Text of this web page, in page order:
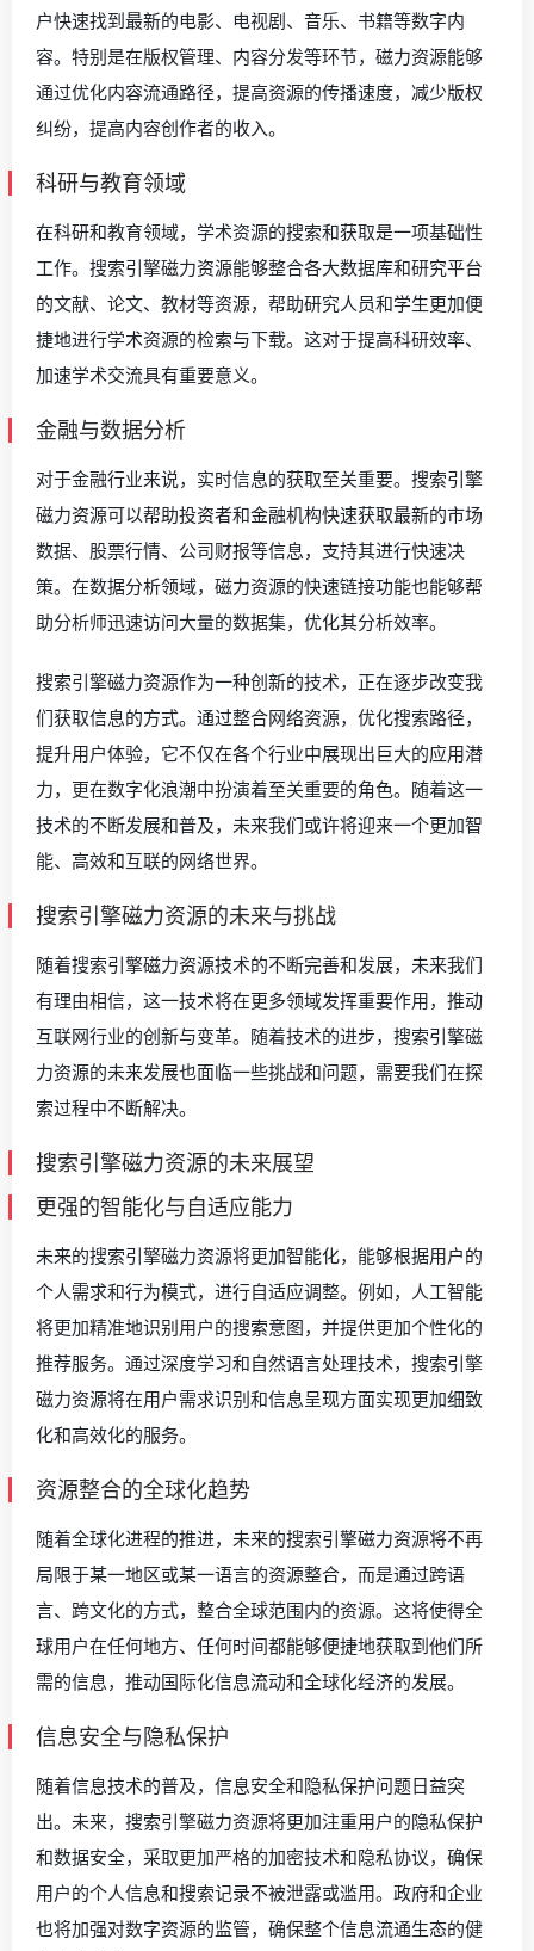
户快速找到最新的电影、电视剧、音乐、书籍等数字内
容。特别是在版权管理、内容分发等环节，磁力资源能够
通过优化内容流通路径，提高资源的传播速度，减少版权
纠纷，提高内容创作者的收入。
科研与教育领域
在科研和教育领域，学术资源的搜索和获取是一项基础性
工作。搜索引擎磁力资源能够整合各大数据库和研究平台
的文献、论文、教材等资源，帮助研究人员和学生更加便
捷地进行学术资源的检索与下载。这对于提高科研效率、
加速学术交流具有重要意义。
金融与数据分析
对于金融行业来说，实时信息的获取至关重要。搜索引擎
磁力资源可以帮助投资者和金融机构快速获取最新的市场
数据、股票行情、公司财报等信息，支持其进行快速决
策。在数据分析领域，磁力资源的快速链接功能也能够帮
助分析师迅速访问大量的数据集，优化其分析效率。
搜索引擎磁力资源作为一种创新的技术，正在逐步改变我
们获取信息的方式。通过整合网络资源，优化搜索路径，
提升用户体验，它不仅在各个行业中展现出巨大的应用潜
力，更在数字化浪潮中扮演着至关重要的角色。随着这一
技术的不断发展和普及，未来我们或许将迎来一个更加智
能、高效和互联的网络世界。
搜索引擎磁力资源的未来与挑战
随着搜索引擎磁力资源技术的不断完善和发展，未来我们
有理由相信，这一技术将在更多领域发挥重要作用，推动
互联网行业的创新与变革。随着技术的进步，搜索引擎磁
力资源的未来发展也面临一些挑战和问题，需要我们在探
索过程中不断解决。
搜索引擎磁力资源的未来展望
更强的智能化与自适应能力
未来的搜索引擎磁力资源将更加智能化，能够根据用户的
个人需求和行为模式，进行自适应调整。例如，人工智能
将更加精准地识别用户的搜索意图，并提供更加个性化的
推荐服务。通过深度学习和自然语言处理技术，搜索引擎
磁力资源将在用户需求识别和信息呈现方面实现更加细致
化和高效化的服务。
资源整合的全球化趋势
随着全球化进程的推进，未来的搜索引擎磁力资源将不再
局限于某一地区或某一语言的资源整合，而是通过跨语
言、跨文化的方式，整合全球范围内的资源。这将使得全
球用户在任何地方、任何时间都能够便捷地获取到他们所
需的信息，推动国际化信息流动和全球化经济的发展。
信息安全与隐私保护
随着信息技术的普及，信息安全和隐私保护问题日益突
出。未来，搜索引擎磁力资源将更加注重用户的隐私保护
和数据安全，采取更加严格的加密技术和隐私协议，确保
用户的个人信息和搜索记录不被泄露或滥用。政府和企业
也将加强对数字资源的监管，确保整个信息流通生态的健